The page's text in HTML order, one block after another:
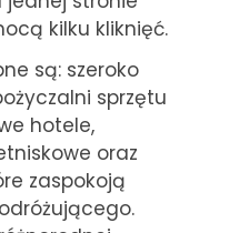
kilku kliknięć.
są: szeroko
sprzętu
hotele,
oraz
zaspokoją